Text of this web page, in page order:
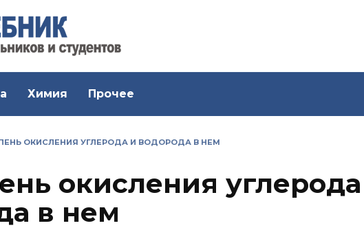
Химия Прочее
ОКИСЛЕНИЯ УГЛЕРОДА И ВОДОРОДА В НЕМ
окисления углерода
в нем